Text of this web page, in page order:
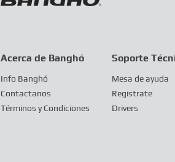
Acerca de Banghó
Info Banghó
Contactanos
Términos y Condiciones
Soporte
Mesa de ayuda
Registrate
Drivers